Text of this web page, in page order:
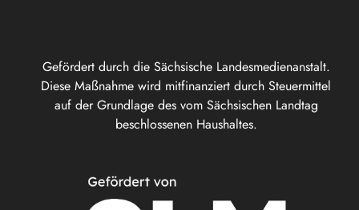
Gefördert durch die Sächsische Landesmedienanstalt.
Diese Maßnahme wird mitfinanziert durch Steuermittel
auf der Grundlage des vom Sächsischen Landtag
beschlossenen Haushaltes.